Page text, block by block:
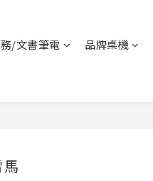
/文書筆電 品牌桌機